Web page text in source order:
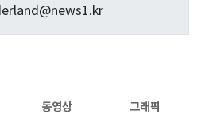
동영상 그래픽